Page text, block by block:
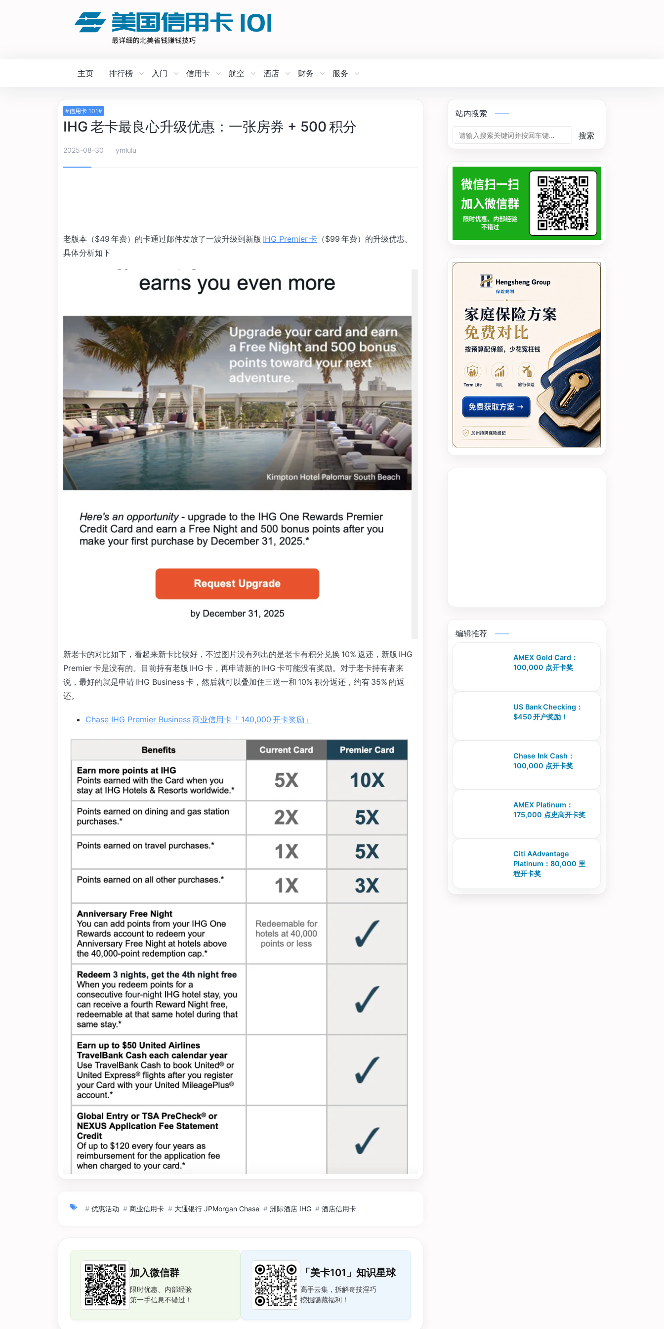
主页 排行榜 入门 信用卡 航空 酒店 财务 服务
#信用卡 101#
IHG 老卡最良心升级优惠：一张房券 + 500 积分
2025-08-30 ymlulu
老版本（$49 年费）的卡通过邮件发放了一波升级到新版 IHG Premier 卡 （$99 年费）的升级优惠。
具体分析如下
新老卡的对比如下，看起来新卡比较好，不过图片没有列出的是老卡有积分兑换 10% 返还，新版 IHG
Premier 卡是没有的。目前持有老版 IHG 卡，再申请新的 IHG 卡可能没有奖励。对于老卡持有者来
说，最好的就是申请 IHG Business 卡，然后就可以叠加住三送一和 10% 积分返还，约有 35% 的返
还。
Chase IHG Premier Business 商业信用卡「 140,000 开卡奖励」
# 优惠活动 # 商业信用卡 # 大通银行 JPMorgan Chase # 洲际酒店 IHG # 酒店信用卡
加入微信群
限时优惠、内部经验
第一手信息不错过！
「美卡101」知识星球
高手云集，拆解奇技淫巧
挖掘隐藏福利！
站内搜索
搜索
编辑推荐
AMEX Gold Card：
100,000 点开卡奖
US Bank Checking：
$450 开户奖励！
Chase Ink Cash：
100,000 点开卡奖
AMEX Platinum：
175,000 点史高开卡奖
Citi AAdvantage
Platinum：80,000 里
程开卡奖